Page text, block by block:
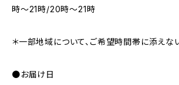
時～21時/20時～21時
＊一部地域について、ご希望時間帯に添えな
●お届け日